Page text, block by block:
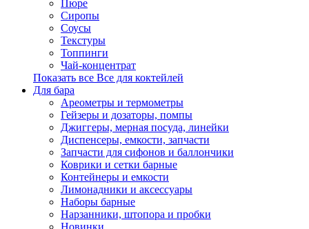
Пюре
Сиропы
Соусы
Текстуры
Топпинги
Чай-концентрат
Показать все Все для коктейлей
Для бара
Ареометры и термометры
Гейзеры и дозаторы, помпы
Джиггеры, мерная посуда, линейки
Диспенсеры, емкости, запчасти
Запчасти для сифонов и баллончики
Коврики и сетки барные
Контейнеры и емкости
Лимонадники и аксессуары
Наборы барные
Нарзанники, штопора и пробки
Новинки